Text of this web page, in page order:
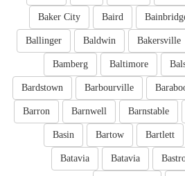
Baird
Baker City
Bakersville
Baldwin
Ballinger
Baltimore
Bamberg
Barbourville
Bardstown
Barnstable
Barnwell
Barron
Bartlett
Bartow
Basin
Batavia
Batavia